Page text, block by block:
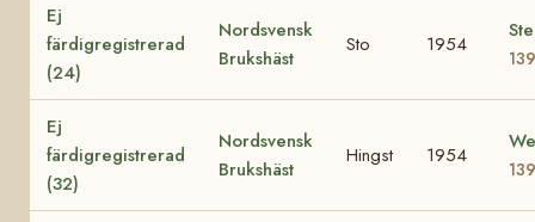
Ej
färdigregistrerad
(24)
Nordsvensk
Brukshäst
Sto 1954
Ej
färdigregistrerad
(32)
Nordsvensk
Brukshäst
Hingst 1954